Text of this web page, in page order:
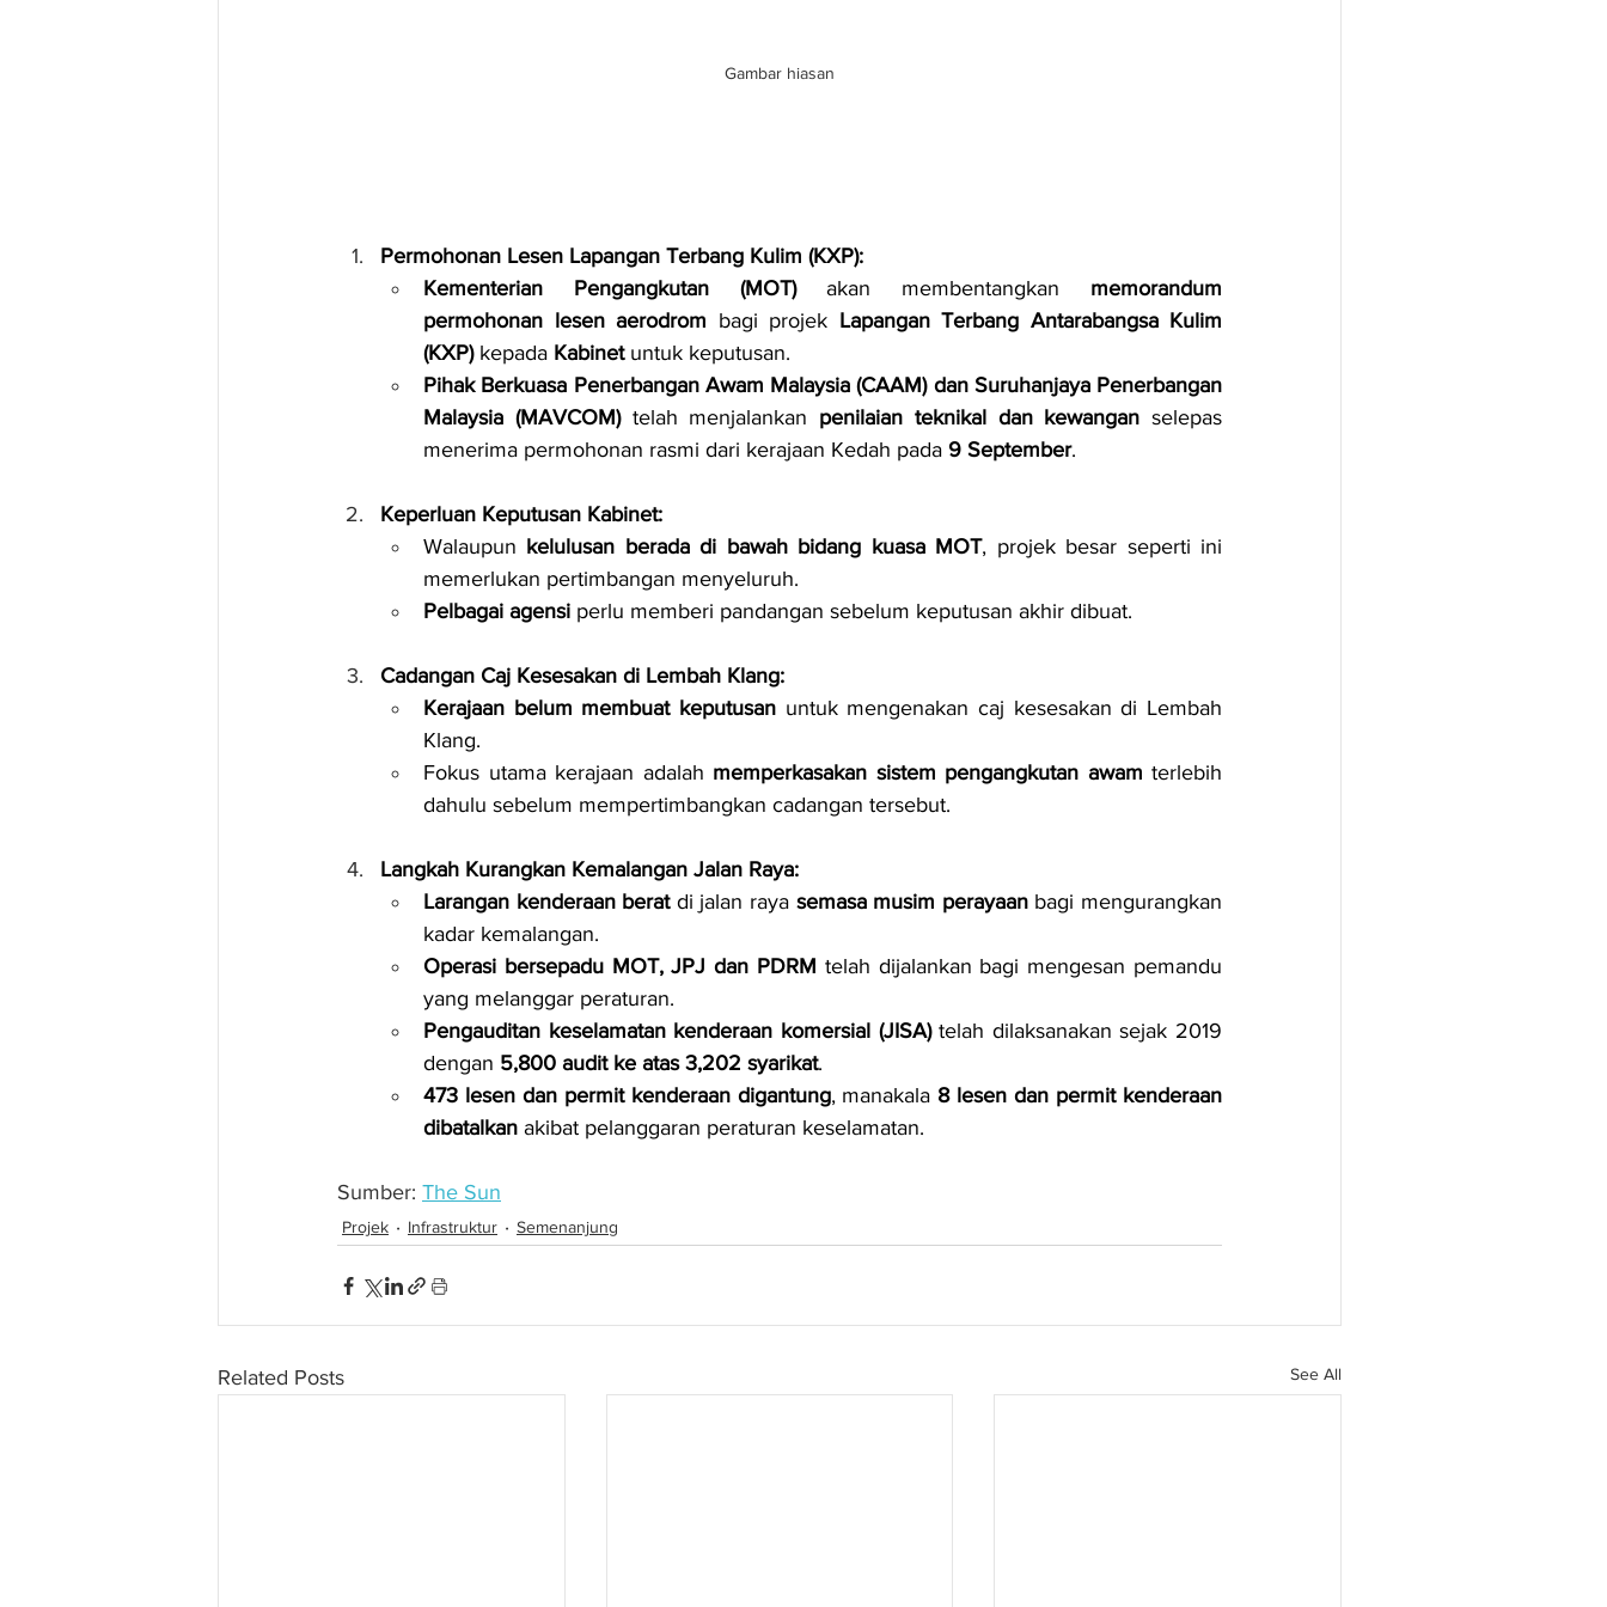
Gambar hiasan
Permohonan Lesen Lapangan Terbang Kulim (KXP):
Kementerian Pengangkutan (MOT) akan membentangkan memorandum
permohonan lesen aerodrom bagi projek Lapangan Terbang Antarabangsa Kulim
(KXP) kepada Kabinet untuk keputusan.
Pihak Berkuasa Penerbangan Awam Malaysia (CAAM) dan Suruhanjaya Penerbangan
Malaysia (MAVCOM) telah menjalankan penilaian teknikal dan kewangan selepas
menerima permohonan rasmi dari kerajaan Kedah pada 9 September.
Keperluan Keputusan Kabinet:
Walaupun kelulusan berada di bawah bidang kuasa MOT, projek besar seperti ini
memerlukan pertimbangan menyeluruh.
Pelbagai agensi perlu memberi pandangan sebelum keputusan akhir dibuat.
Cadangan Caj Kesesakan di Lembah Klang:
Kerajaan belum membuat keputusan untuk mengenakan caj kesesakan di Lembah
Klang.
Fokus utama kerajaan adalah memperkasakan sistem pengangkutan awam terlebih
dahulu sebelum mempertimbangkan cadangan tersebut.
Langkah Kurangkan Kemalangan Jalan Raya:
Larangan kenderaan berat di jalan raya semasa musim perayaan bagi mengurangkan
kadar kemalangan.
Operasi bersepadu MOT, JPJ dan PDRM telah dijalankan bagi mengesan pemandu
yang melanggar peraturan.
Pengauditan keselamatan kenderaan komersial (JISA) telah dilaksanakan sejak 2019
dengan 5,800 audit ke atas 3,202 syarikat.
473 lesen dan permit kenderaan digantung, manakala 8 lesen dan permit kenderaan
dibatalkan akibat pelanggaran peraturan keselamatan.
Sumber: The Sun
Projek Infrastruktur Semenanjung
Related Posts See All